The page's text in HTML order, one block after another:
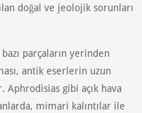
doğal ve jeolojik sorunları
parçaların yerinden
antik eserlerin uzun
Aphrodisias gibi açık hava
mimari kalıntılar ile